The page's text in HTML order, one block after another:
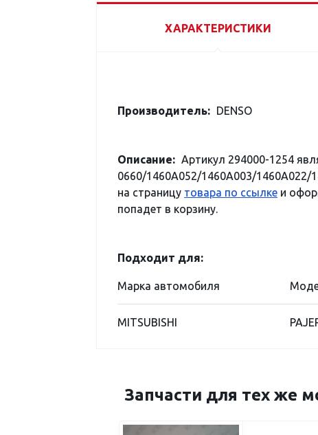
ХАРАКТЕРИСТИКИ
Производитель: DENSO
Описание: Артикул 294000-1254
0660/1460A052/1460A003/1460A022/
на страницу товара по ссылке и
попадет в корзину.
Подходит для:
Марка автомобиля
MITSUBISHI
Запчасти для тех же